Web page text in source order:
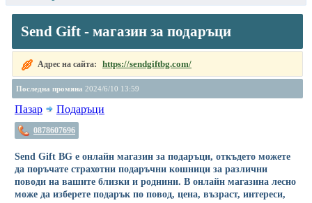
Send Gift - магазин за подаръци
Адрес на сайта: https://sendgiftbg.com/
Последна промяна 2024/6/10 13:59
Пазар Подаръци
0878607696
Send Gift BG е онлайн магазин за подаръци, откъдето можете
да поръчате страхотни подаръчни кошници за различни
поводи на вашите близки и роднини. В онлайн магазина лесно
може да изберете подарък по повод, цена, възраст, интереси,